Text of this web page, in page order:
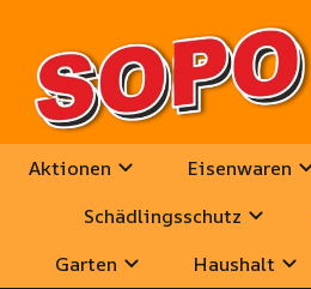
Aktionen Eisenwaren
Schädlingsschutz
Garten
Haushalt